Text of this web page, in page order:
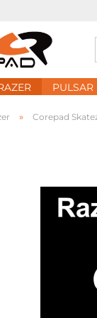
PULSAR
» Corepad